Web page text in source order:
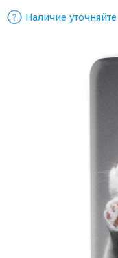
Наличие уточняйте